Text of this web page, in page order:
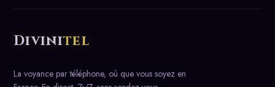
Divinitel
La voyance par téléphone, où que vous soyez en